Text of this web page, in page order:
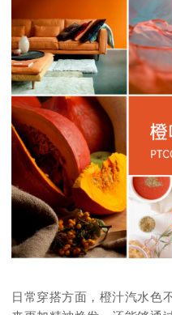
日常穿搭方面，橙汁汽水色